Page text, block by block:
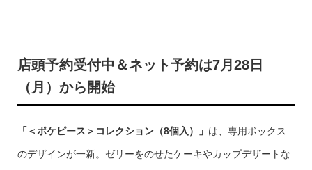
店頭予約受付中＆ネット予約は7月28日
（月）から開始
「＜ポケピース＞コレクション（8個入）」 は、専用ボックス
のデザインが一新。ゼリーをのせたケーキやカップデザートな